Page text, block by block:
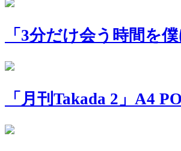
「3分だけ会う時間を
「月刊Takada 2」A4